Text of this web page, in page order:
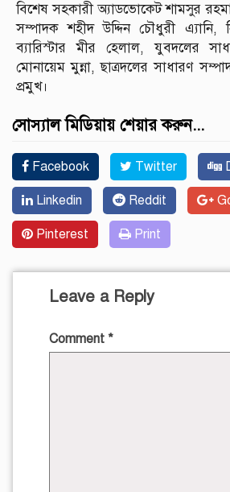
বিশেষ সহকারী অ্যাডভোকেট শামসুর
সম্পাদক শহীদ উদ্দিন চৌধুরী এ্যানি,
ব্যারিস্টার মীর হেলাল, যুবদলের
মোনায়েম মুন্না, ছাত্রদলের সাধারণ
প্রমুখ।
সোস্যাল মিডিয়ায় শেয়ার করুন...
Facebook Twitter
Linkedin Reddit
Pinterest Print
Leave a Reply
Comment *